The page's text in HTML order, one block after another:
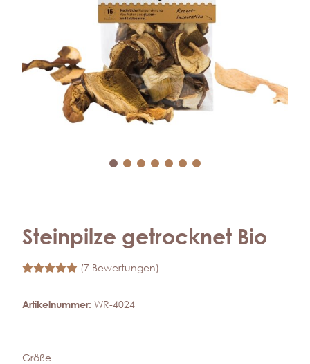
Steinpilze getrocknet Bio
(7 Bewertungen)
Artikelnummer: WR-4024
Größe